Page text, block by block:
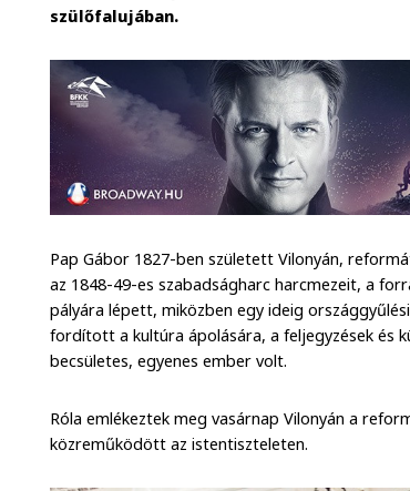
szülőfalujában.
Pap Gábor 1827-ben született Vilonyán,
az 1848-49-es szabadságharc harcmezeit, a
pályára lépett, miközben egy ideig
fordított a kultúra ápolására, a feljegyzések és
becsületes, egyenes ember volt.
Róla emlékeztek meg vasárnap Vilonyán a
közreműködött az istentiszteleten.